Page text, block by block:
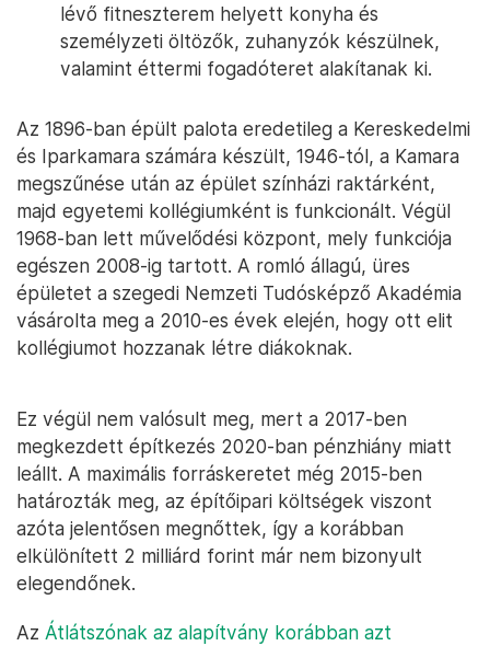
lévő fitneszterem helyett konyha és
személyzeti öltözők, zuhanyzók készülnek,
valamint éttermi fogadóteret alakítanak ki.
Az 1896-ban épült palota eredetileg a Kereskedelmi
és Iparkamara számára készült, 1946-tól, a Kamara
megszűnése után az épület színházi raktárként,
majd egyetemi kollégiumként is funkcionált. Végül
1968-ban lett művelődési központ, mely funkciója
egészen 2008-ig tartott. A romló állagú, üres
épületet a szegedi Nemzeti Tudósképző Akadémia
vásárolta meg a 2010-es évek elején, hogy ott elit
kollégiumot hozzanak létre diákoknak.
Ez végül nem valósult meg, mert a 2017-ben
megkezdett építkezés 2020-ban pénzhiány miatt
leállt. A maximális forráskeretet még 2015-ben
határozták meg, az építőipari költségek viszont
azóta jelentősen megnőttek, így a korábban
elkülönített 2 milliárd forint már nem bizonyult
elegendőnek.
Az Átlátszónak az alapítvány korábban azt